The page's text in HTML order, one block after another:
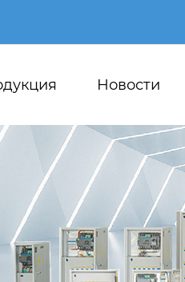
Новости